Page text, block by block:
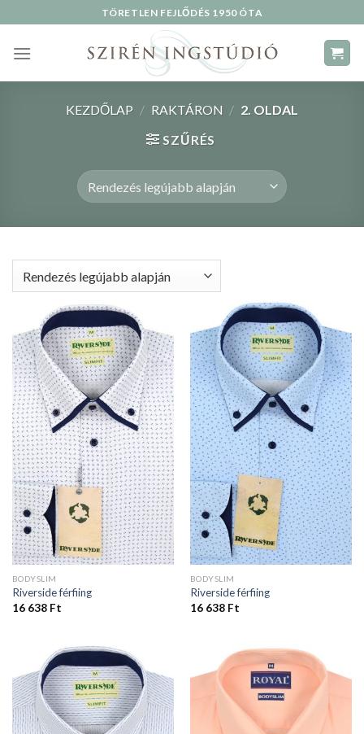
to
content
TÖRETLEN FEJLŐDÉS 1950 ÓTA
KEZDŐLAP / RAKTÁRON / 2. OLDAL
SZŰRÉS
BODYSLIM
Riverside férfiing
16 638 Ft
BODYSLIM
Riverside férfiing
16 638 Ft